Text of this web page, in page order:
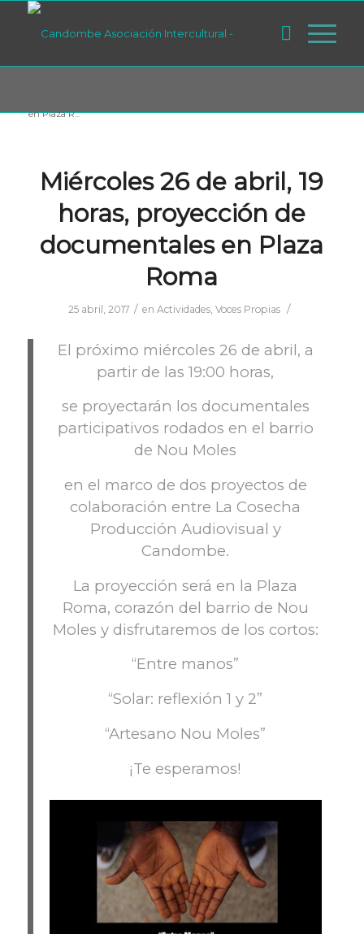
en Plaza R...
Miércoles 26 de abril, 19
horas, proyección de
documentales en Plaza
Roma
25 abril, 2017 / enActividades,Voces Propias /
El próximo miércoles 26 de abril, a
partir de las 19:00 horas,
se proyectarán los documentales
participativos rodados en el barrio
de Nou Moles
en el marco de dos proyectos de
colaboración entre La Cosecha
Producción Audiovisual y
Candombe.
La proyección será en la Plaza
Roma, corazón del barrio de Nou
Moles y disfrutaremos de los cortos:
“Entre manos”
“Solar: reflexión 1 y 2”
“Artesano Nou Moles”
¡Te esperamos!